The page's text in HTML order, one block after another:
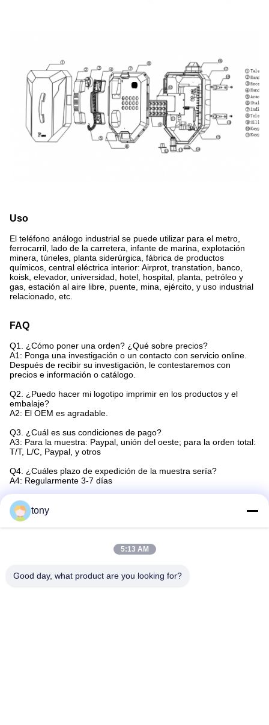
Uso
El teléfono análogo industrial se puede utilizar para el metro,
ferrocarril, lado de la carretera, infante de marina, explotación
minera, túneles, planta siderúrgica, fábrica de productos
químicos, central eléctrica interior: Airprot, transtation, banco,
koisk, elevador, universidad, hotel, hospital, planta, petróleo y
gas, estación al aire libre, puente, mina, ejército, y uso industrial
relacionado, etc.
FAQ
Q1. ¿Cómo poner una orden? ¿Qué sobre precios?
A1: Ponga una investigación o un contacto con servicio online.
Después de recibir su investigación, le contestaremos con
precios e información o catálogo.
Q2. ¿Puedo hacer mi logotipo imprimir en los productos y el
embalaje?
A2: El OEM es agradable.
Q3. ¿Cuál es sus condiciones de pago?
A3: Para la muestra: Paypal, unión del oeste; para la orden total:
T/T, L/C, Paypal, y otros
Q4. ¿Cuáles plazo de expedición de la muestra sería?
A4: Regularmente 3-7 días
Q5. ¿Usted ofrece garantiza para los productos?
A5. Sí, ofrecemos la garantía 18months para nuestros productos.
tony
5:13 AM
Good day, what product are you looking for?